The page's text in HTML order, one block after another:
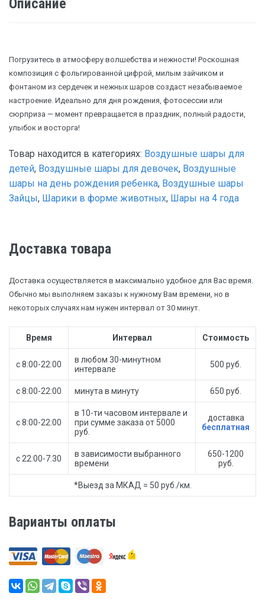
Описание
Погрузитесь в атмосферу волшебства и нежности! Роскошная
композиция с фольгированной цифрой, милым зайчиком и
фонтаном из сердечек и нежных шаров создаст незабываемое
настроение. Идеально для дня рождения, фотосессии или
сюрприза — момент превращается в праздник, полный радости,
улыбок и восторга!
Товар находится в категориях: Воздушные шары для
детей, Воздушные шары для девочек, Воздушные
шары на день рождения ребенка, Воздушные шары
Зайцы, Шарики в форме животных, Шары на 4 года
Доставка товара
Доставка осуществляется в максимально удобное для Вас время.
Обычно мы выполняем заказы к нужному Вам времени, но в
некоторых случаях нам нужен интервал от 30 минут.
Время Интервал Стоимость
с 8:00-22:00
в любом 30-минутном
интервале
500 руб.
с 8:00-22:00 минута в минуту 650 руб.
с 8:00-22:00
в 10-ти часовом интервале и
при сумме заказа от 5000
руб.
доставка
бесплатная
с 22:00-7:30
в зависимости выбранного
времени
650-1200
руб.
*Выезд за МКАД = 50 руб./км.
Варианты оплаты